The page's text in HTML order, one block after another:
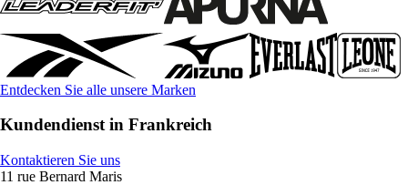
Entdecken Sie alle unsere Marken
Kundendienst in Frankreich
Kontaktieren Sie uns
11 rue Bernard Maris